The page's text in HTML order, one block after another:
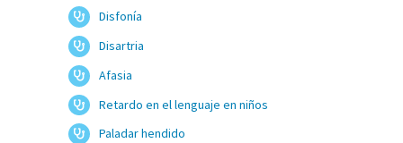
Disfonía
Disartria
Afasia
Retardo en el lenguaje en niños
Paladar hendido